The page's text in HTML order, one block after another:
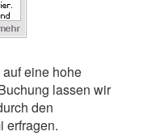
eine hohe
lassen wir
den
erfragen.